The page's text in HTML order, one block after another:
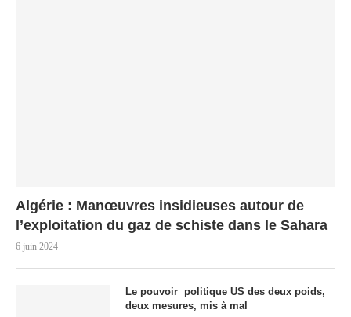
Algérie : Manœuvres insidieuses autour de
l’exploitation du gaz de schiste dans le Sahara
6 juin 2024
Le pouvoir politique US des deux poids,
deux mesures, mis à mal